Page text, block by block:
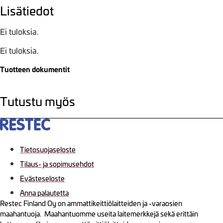
Lisätiedot
Ei tuloksia.
Ei tuloksia.
Tuotteen dokumentit
Tutustu myös
Tietosuojaseloste
Tilaus- ja sopimusehdot
Evästeseloste
Anna palautetta
Restec Finland Oy on ammattikeittiölaitteiden ja -varaosien
maahantuoja. Maahantuomme useita laitemerkkejä sekä erittäin